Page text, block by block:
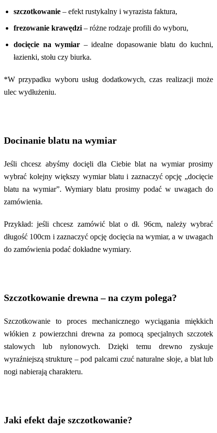
szczotkowanie – efekt rustykalny i wyrazista faktura,
frezowanie krawędzi – różne rodzaje profili do wyboru,
docięcie na wymiar – idealne dopasowanie blatu do kuchni,
łazienki, stołu czy biurka.
*W przypadku wyboru usług dodatkowych, czas realizacji może
ulec wydłużeniu.
Docinanie blatu na wymiar
Jeśli chcesz abyśmy docięli dla Ciebie blat na wymiar prosimy
wybrać kolejny większy wymiar blatu i zaznaczyć opcję „docięcie
blatu na wymiar”. Wymiary blatu prosimy podać w uwagach do
zamówienia.
Przykład: jeśli chcesz zamówić blat o dł. 96cm, należy wybrać
długość 100cm i zaznaczyć opcję docięcia na wymiar, a w uwagach
do zamówienia podać dokładne wymiary.
Szczotkowanie drewna – na czym polega?
Szczotkowanie to proces mechanicznego wyciągania miękkich
włókien z powierzchni drewna za pomocą specjalnych szczotek
stalowych lub nylonowych. Dzięki temu drewno zyskuje
wyraźniejszą strukturę – pod palcami czuć naturalne słoje, a blat lub
nogi nabierają charakteru.
Jaki efekt daje szczotkowanie?